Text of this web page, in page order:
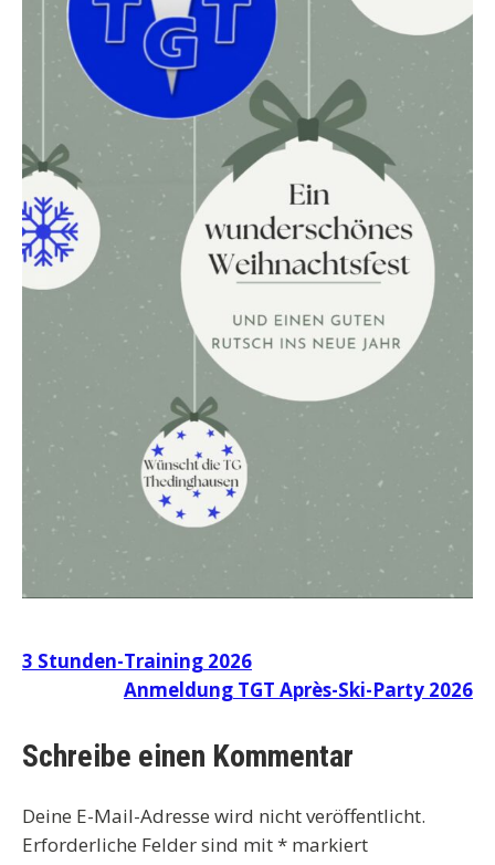
Beitragsnavigation
3 Stunden-Training 2026
Anmeldung TGT Après-Ski-Party 2026
Schreibe einen Kommentar
Deine E-Mail-Adresse wird nicht veröffentlicht.
Erforderliche Felder sind mit* markiert